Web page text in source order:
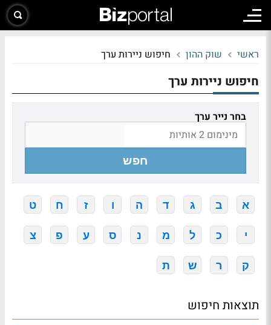
ראשי שוק ההון חיפוש ניירות ערך
חיפוש ניירות ערך
בחר נייר ערך
חפש
א ב ג ד ה ו ז ח ט
י כ ל מ נ ס ע פ צ
ק ר ש ת
תוצאות חיפוש